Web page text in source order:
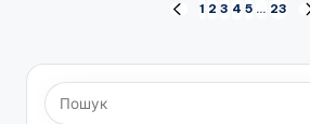
записів
ПОПЕРЕДНЯ
1 2 3 4 5 … 23